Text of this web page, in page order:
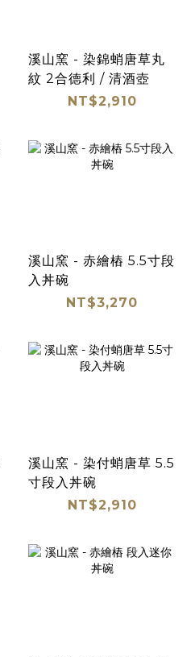
溪山窯 - 染錦蛸唐草丸
紋 2合德利 / 清酒壺
NT$2,910
溪山窯 - 赤繪樁 5.5寸段
入丼碗
NT$3,270
溪山窯 - 染付蛸唐草 5.5
寸段入丼碗
NT$2,910